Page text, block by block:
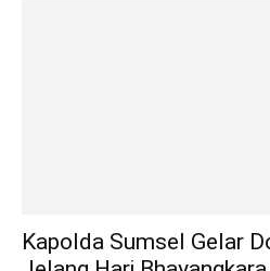
Kapolda Sumsel Gelar